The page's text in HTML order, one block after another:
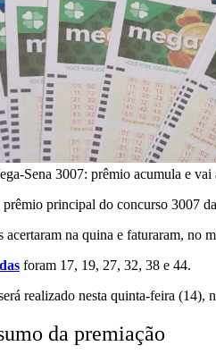
Sena 3007: prêmio acumula e
principal do concurso 3007
acertaram na quina e faturaram, no
foram 17, 19, 27, 32, 38 e 44.
realizado nesta quinta-feira (14),
da premiação